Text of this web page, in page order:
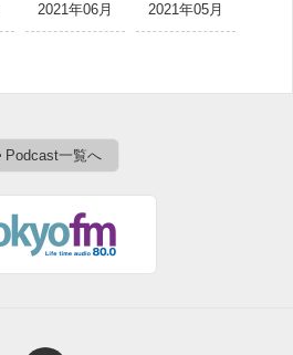
2021年06月 2021年05月
Podcast一覧へ